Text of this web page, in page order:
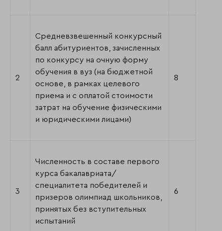
2
Средневзвешенный конкурсный
балл абитуриентов, зачисленных
по конкурсу на очную форму
обучения в вуз (на бюджетной
основе, в рамках целевого
приема и с оплатой стоимости
затрат на обучение физическими
и юридическими лицами)
8
3
Численность в составе первого
курса бакалавриата/
специалитета победителей и
призеров олимпиад школьников,
принятых без вступительных
испытаний
6